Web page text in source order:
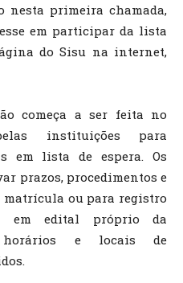
nesta primeira chamada,
em participar da lista
do Sisu na internet,
começa a ser feita no
instituições para
em lista de espera. Os
prazos, procedimentos e
matrícula ou para registro
em edital próprio da
horários e locais de